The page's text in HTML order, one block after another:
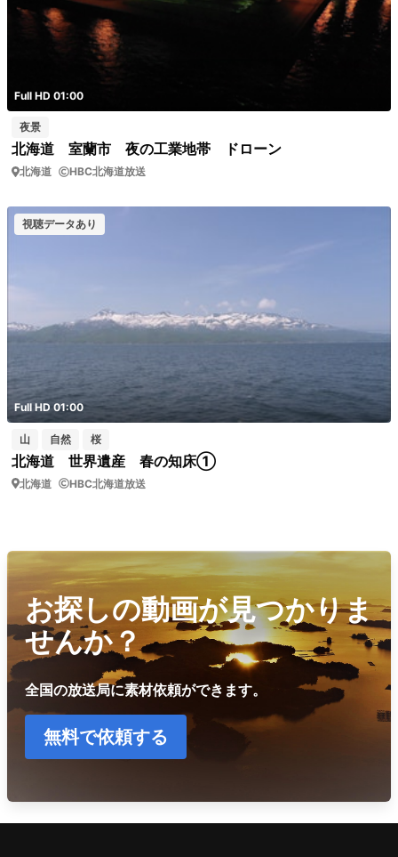
Full HD 01:00
夜景
北海道 室蘭市 夜の工業地帯 ドローン
北海道 HBC北海道放送
視聴データあり
Full HD 01:00
山 自然 桜
北海道 世界遺産 春の知床①
北海道 HBC北海道放送
お探しの動画が見つかりま
せんか？
全国の放送局に素材依頼ができます。
無料で依頼する